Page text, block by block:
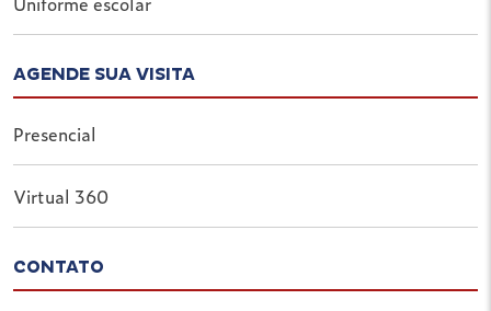
AGENDE SUA VISITA
Presencial
Virtual 360
CONTATO